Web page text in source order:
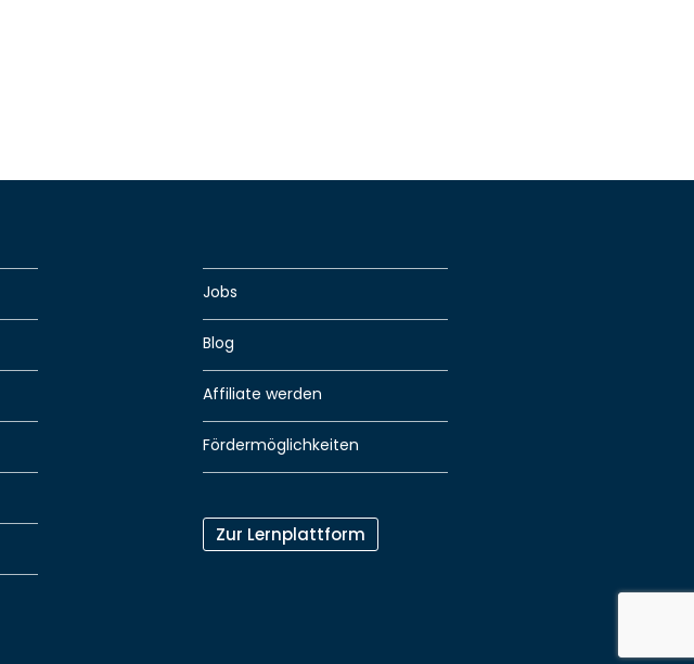
Jobs
Blog
Affiliate werden
Fördermöglichkeiten
Zur Lernplattform